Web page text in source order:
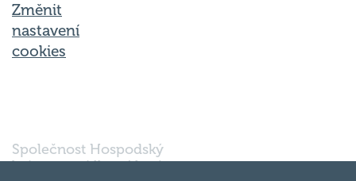
Změnit
nastavení
cookies
Společnost Hospodský
kvíz s.r.o., sídlem Nové